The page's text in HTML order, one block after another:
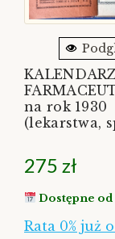
KALENDARZ
na rok 1930
(lekarstwa,
275 zł
Dostępne od
Rata 0% już